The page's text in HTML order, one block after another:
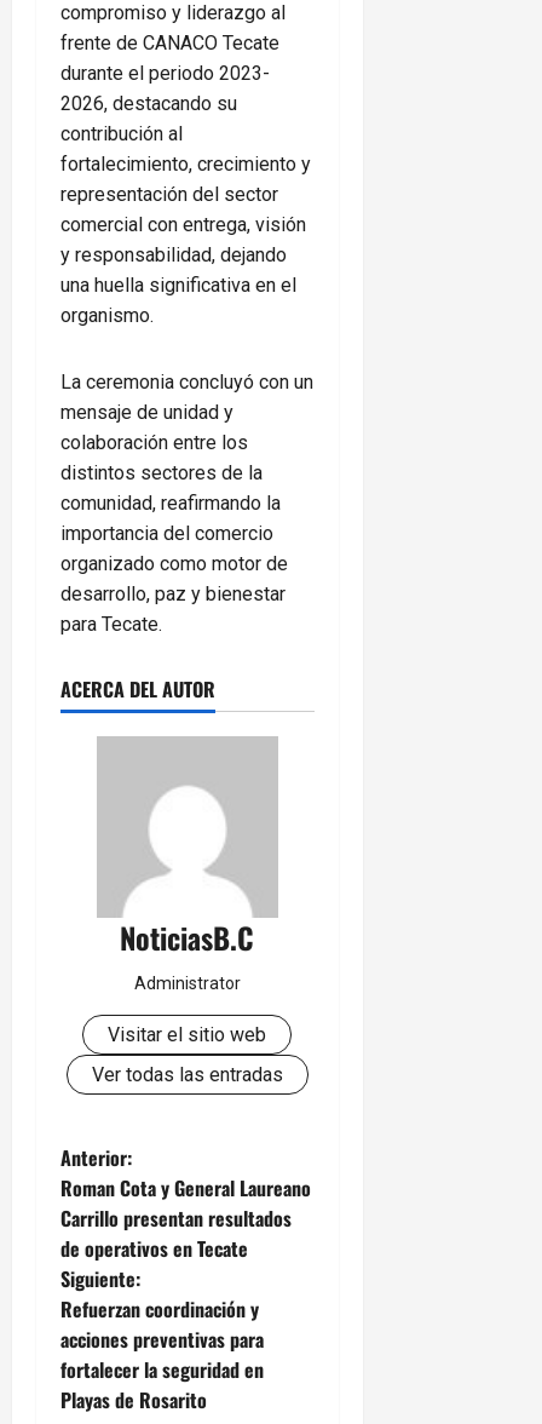
compromiso y liderazgo al
frente de CANACO Tecate
durante el periodo 2023-
2026, destacando su
contribución al
fortalecimiento, crecimiento y
representación del sector
comercial con entrega, visión
y responsabilidad, dejando
una huella significativa en el
organismo.
La ceremonia concluyó con un
mensaje de unidad y
colaboración entre los
distintos sectores de la
comunidad, reafirmando la
importancia del comercio
organizado como motor de
desarrollo, paz y bienestar
para Tecate.
ACERCA DEL AUTOR
NoticiasB.C
Administrator
Visitar el sitio web
Ver todas las entradas
N
a
v
e
g
Anterior:
Roman Cota y General Laureano
Carrillo presentan resultados
de operativos en Tecate
Siguiente:
Refuerzan coordinación y
acciones preventivas para
fortalecer la seguridad en
Playas de Rosarito